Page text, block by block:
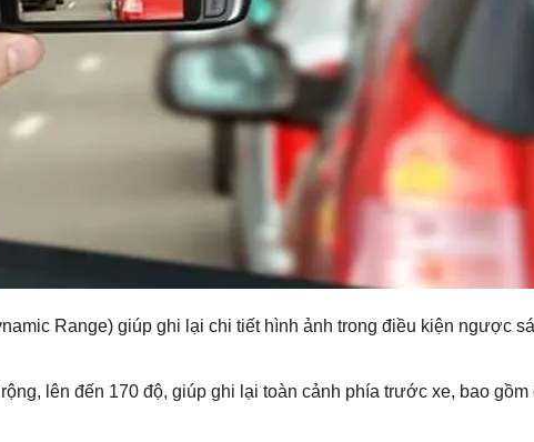
Range) giúp ghi lại chi tiết hình ảnh trong điều kiện ngược
lên đến 170 độ, giúp ghi lại toàn cảnh phía trước xe, bao gồm